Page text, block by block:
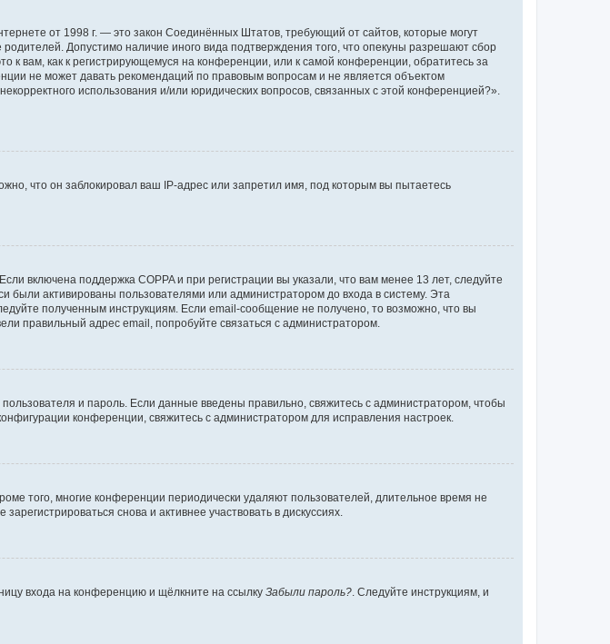
от 1998 г. — это закон Соединённых Штатов, требующий от сайтов, которые могут
Допустимо наличие иного вида подтверждения того, что опекуны разрешают сбор
вам, как к регистрирующемуся на конференции, или к самой конференции, обратитесь за
не может давать рекомендаций по правовым вопросам и не является объектом
использования и/или юридических вопросов, связанных с этой конференцией?».
что он заблокировал ваш IP-адрес или запретил имя, под которым вы пытаетесь
включена поддержка COPPA и при регистрации вы указали, что вам менее 13 лет, следуйте
активированы пользователями или администратором до входа в систему. Эта
полученным инструкциям. Если email-сообщение не получено, то возможно, что вы
правильный адрес email, попробуйте связаться с администратором.
и пароль. Если данные введены правильно, свяжитесь с администратором, чтобы
конференции, свяжитесь с администратором для исправления настроек.
того, многие конференции периодически удаляют пользователей, длительное время не
снова и активнее участвовать в дискуссиях.
входа на конференцию и щёлкните на ссылку Забыли пароль? . Следуйте инструкциям, и